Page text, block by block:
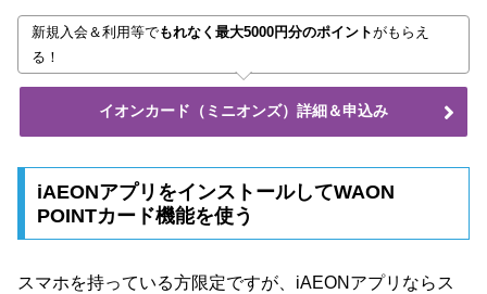
新規入会＆利用等でもれなく最大5000円分のポイントがもらえ
る！
イオンカード（ミニオンズ）詳細＆申込み
iAEONアプリをインストールしてWAON
POINTカード機能を使う
スマホを持っている方限定ですが、iAEONアプリならス